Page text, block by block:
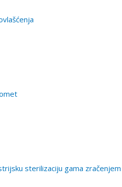
sterilizaciju gama zračenjem